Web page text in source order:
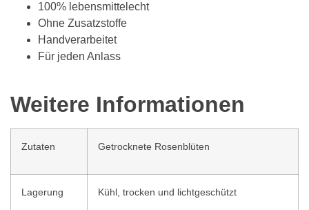
100% lebensmittelecht
Ohne Zusatzstoffe
Handverarbeitet
Für jeden Anlass
Weitere Informationen
Zutaten Getrocknete Rosenblüten
Lagerung Kühl, trocken und lichtgeschützt